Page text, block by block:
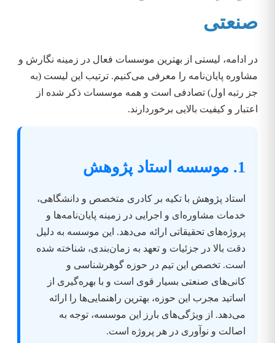
صنعتی
در ادامه، لیستی از بهترین موسسات فعال در زمینه نگارش و
مشاوره پایان‌نامه را معرفی می‌کنیم. ترتیب این لیست (به
جز رتبه اول) تصادفی است و همه موسسات ذکر شده از
اعتبار و کیفیت بالایی برخوردارند.
1. موسسه استاد پژوهش
استاد پژوهش با تکیه بر کادری متخصص و دانشگاهی،
خدمات مشاوره‌ای و اجرایی در زمینه پایان‌نامه‌ها و
پروژه‌های تحقیقاتی ارائه می‌دهد. این موسسه به دلیل
دقت بالا در جزئیات و تعهد به زمان‌بندی، شناخته شده
است. تخصص این تیم در حوزه گوهرشناسی و
کانی‌های صنعتی بسیار قوی است و با بهره‌گیری از
اساتید مجرب این حوزه، بهترین راهنمایی‌ها را ارائه
می‌دهد. از ویژگی‌های بارز این موسسه، توجه به
اصالت و نوآوری در هر پروژه است.